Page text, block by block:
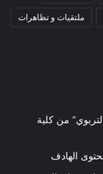
ملتقيات و تظاهرات
من كلية
الهادف